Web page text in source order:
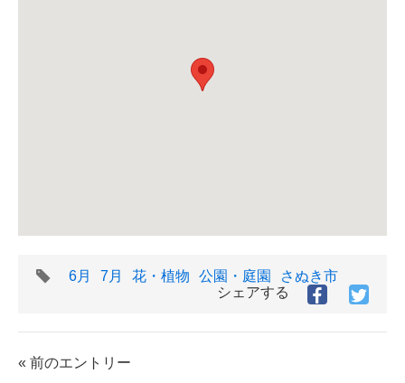
タ
6月 7月 花・植物 公園・庭園
さぬき市
シェアする
Facebook
シ
シ
« 前のエントリー